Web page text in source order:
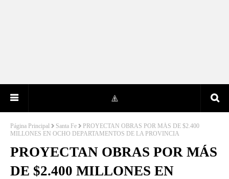
Página Principal Santa Fe
PROYECTAN OBRAS POR MÁS DE $2.400
MILLONES EN OCHO DEPARTAMENTOS DE LA PROVINCIA
PROYECTAN OBRAS POR MÁS
DE $2.400 MILLONES EN